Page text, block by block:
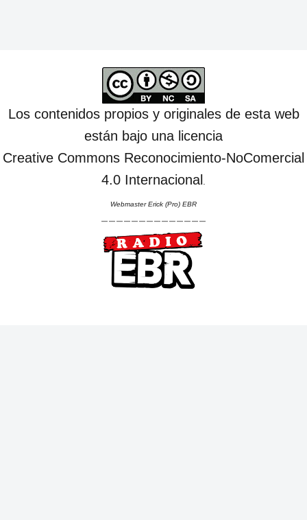
Los contenidos propios y originales de esta web
están bajo una licencia
Creative Commons Reconocimiento-NoComercial
4.0 Internacional
Webmaster Erick (Pro) EBR
--------------